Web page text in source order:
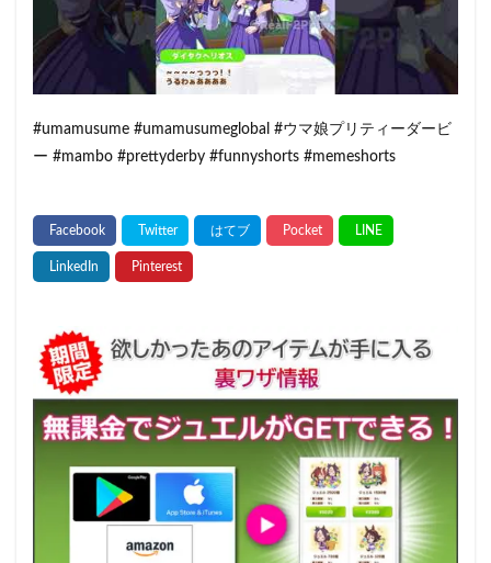
#umamusume #umamusumeglobal #ウマ娘プリティーダービ
ー #mambo #prettyderby #funnyshorts #memeshorts